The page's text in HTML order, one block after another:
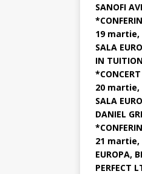
SANOFI
19 martie,
SALA
IN TUITION
*CONCERT
20 martie,
SALA
DANIEL
21 martie,
EUROPA,
PERFECT